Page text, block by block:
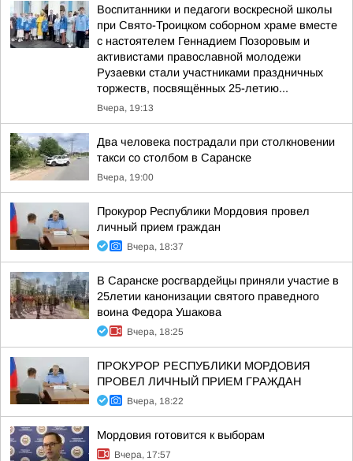
Воспитанники и педагоги воскресной школы
при Свято-Троицком соборном храме вместе
с настоятелем Геннадием Позоровым и
активистами православной молодежи
Рузаевки стали участниками праздничных
торжеств, посвящённых 25-летию...
Вчера, 19:13
Два человека пострадали при столкновении
такси со столбом в Саранске
Вчера, 19:00
Прокурор Республики Мордовия провел
личный прием граждан
Вчера, 18:37
В Саранске росгвардейцы приняли участие в
25летии канонизации святого праведного
воина Федора Ушакова
Вчера, 18:25
ПРОКУРОР РЕСПУБЛИКИ МОРДОВИЯ
ПРОВЕЛ ЛИЧНЫЙ ПРИЕМ ГРАЖДАН
Вчера, 18:22
Мордовия готовится к выборам
Вчера, 17:57